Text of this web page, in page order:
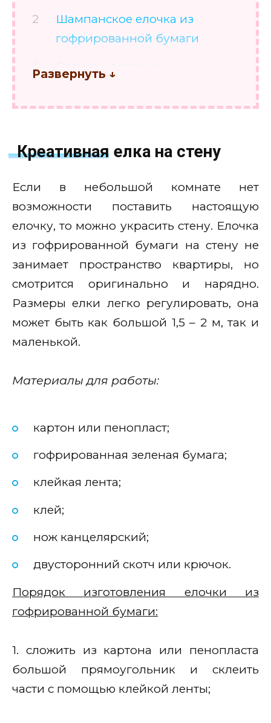
Шампанское елочка из
гофрированной бумаги
Елочка – розочка
Креативная елка на стену
Если в небольшой комнате нет
возможности поставить настоящую
елочку, то можно украсить стену. Елочка
из гофрированной бумаги на стену не
занимает пространство квартиры, но
смотрится оригинально и нарядно.
Размеры елки легко регулировать, она
может быть как большой 1,5 – 2 м, так и
маленькой.
Материалы для работы:
картон или пенопласт;
гофрированная зеленая бумага;
клейкая лента;
клей;
нож канцелярский;
двусторонний скотч или крючок.
Порядок изготовления елочки из
гофрированной бумаги:
1. сложить из картона или пенопласта
большой прямоугольник и склеить
части с помощью клейкой ленты;